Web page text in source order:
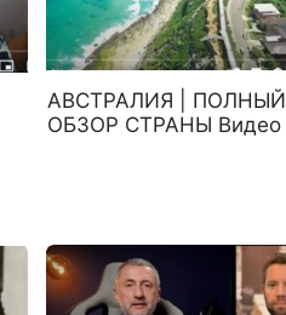
АВСТРАЛИЯ | ПОЛНЫЙ
ОБЗОР СТРАНЫ Видео